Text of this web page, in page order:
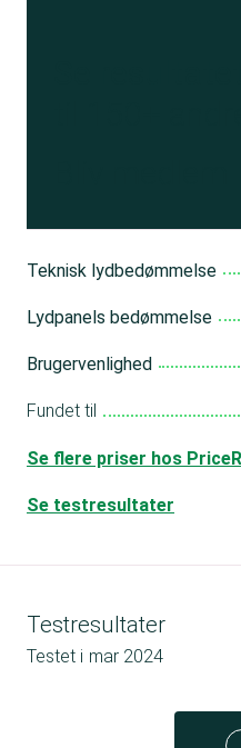
Teknisk lydbedømmelse
Lydpanels bedømmelse
Brugervenlighed
Fundet til
Se flere priser hos
Se testresultater
Testresultater
Testet i mar 2024